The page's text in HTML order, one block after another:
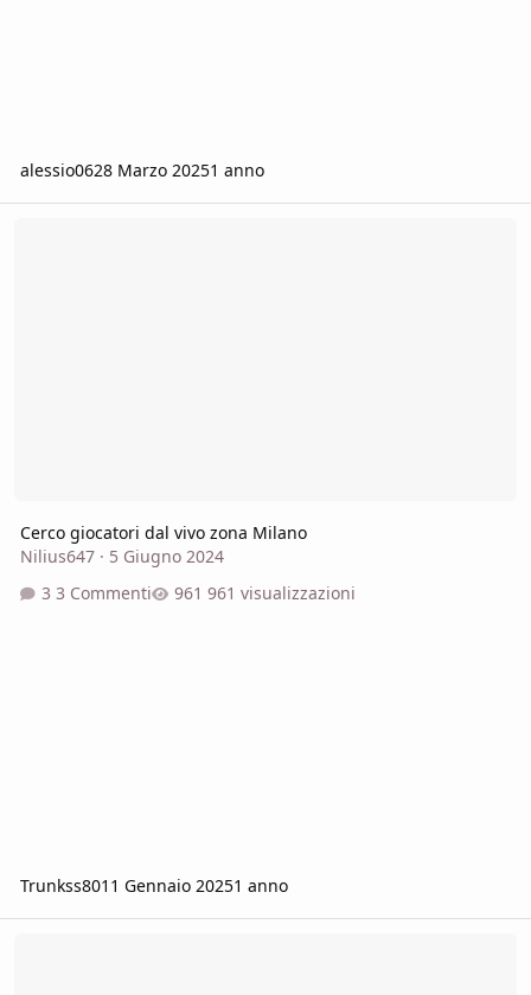
alessio0628 Marzo 20251 anno
Cerco giocatori dal vivo zona Milano
Nilius647· 5 Giugno 2024
3 Commenti
961 visualizzazioni
Trunkss8011 Gennaio 20251 anno